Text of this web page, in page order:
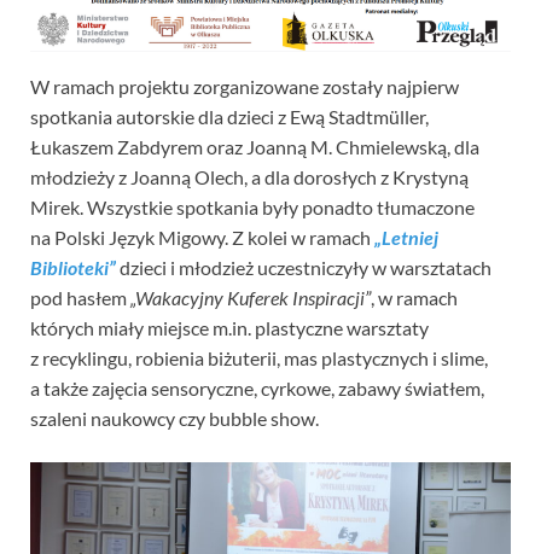
W ramach projektu zorganizowane zostały najpierw
spotkania autorskie dla dzieci z Ewą Stadtmüller,
Łukaszem Zabdyrem oraz Joanną M. Chmielewską, dla
młodzieży z Joanną Olech, a dla dorosłych z Krystyną
Mirek. Wszystkie spotkania były ponadto tłumaczone
na Polski Język Migowy. Z kolei w ramach „Letniej
Biblioteki”dzieci i młodzież uczestniczyły w warsztatach
pod hasłem „Wakacyjny Kuferek Inspiracji”, w ramach
których miały miejsce m.in. plastyczne warsztaty
z recyklingu, robienia biżuterii, mas plastycznych i slime,
a także zajęcia sensoryczne, cyrkowe, zabawy światłem,
szaleni naukowcy czy bubble show.